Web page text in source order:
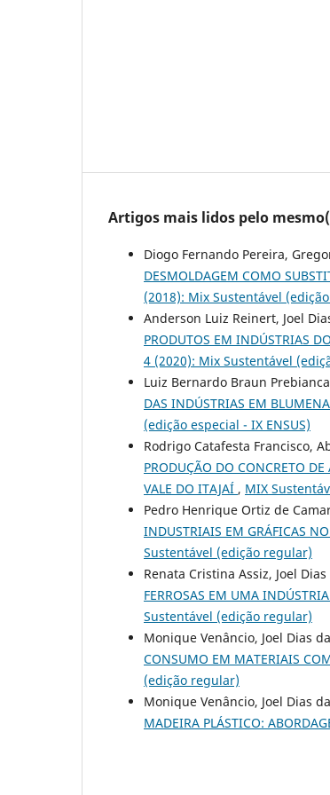
Artigos mais lidos pelo
Diogo Fernando Pereira,
DESMOLDAGEM COMO
(2018): Mix Sustentável
Anderson Luiz Reinert, Joel
PRODUTOS EM INDÚSTRIAS
4 (2020): Mix Sustentável
Luiz Bernardo Braun
DAS INDÚSTRIAS EM
(edição especial - IX ENSUS)
Rodrigo Catafesta Francisco,
PRODUÇÃO DO CONCRETO
VALE DO ITAJAÍ , MIX
Pedro Henrique Ortiz de
INDUSTRIAIS EM GRÁFICAS
Sustentável (edição regular)
Renata Cristina Assiz, Joel
FERROSAS EM UMA
Sustentável (edição regular)
Monique Venâncio, Joel Dias
CONSUMO EM MATERIAIS
(edição regular)
Monique Venâncio, Joel Dias
MADEIRA PLÁSTICO: